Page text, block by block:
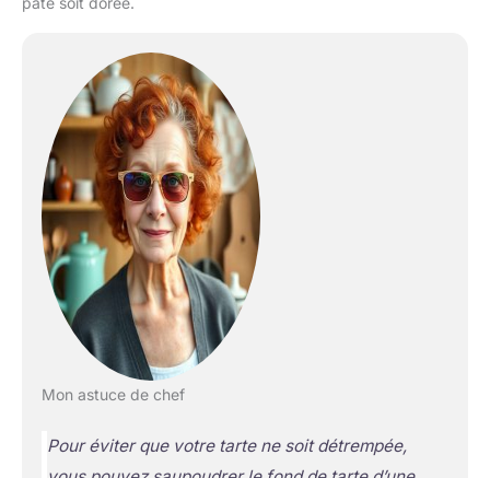
Mon astuce de chef
Pour éviter que votre tarte ne soit détrempée,